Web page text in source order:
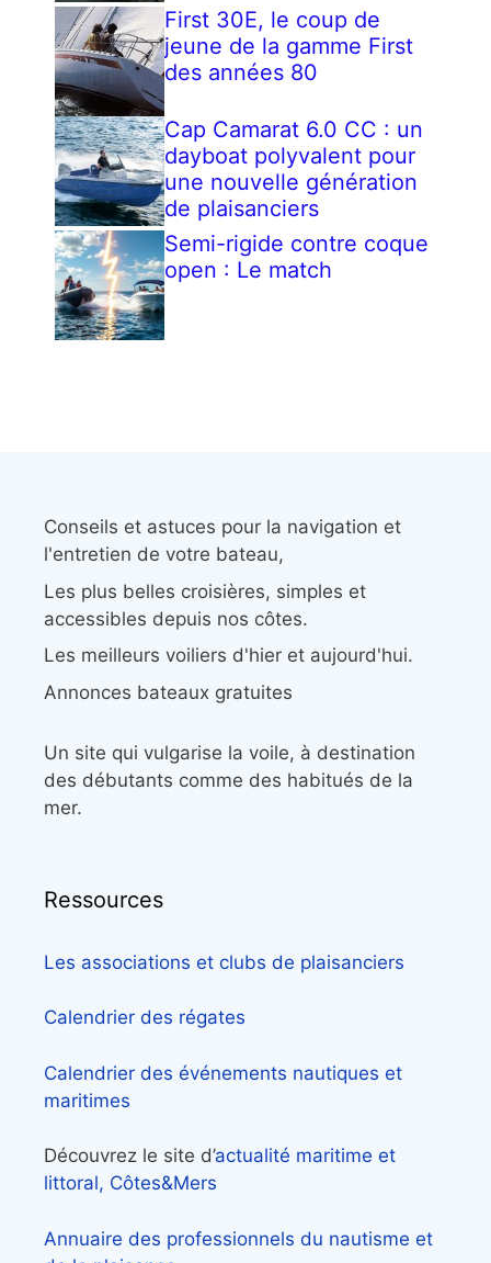
First 30E, le coup de
jeune de la gamme First
des années 80
Cap Camarat 6.0 CC : un
dayboat polyvalent pour
une nouvelle génération
de plaisanciers
Semi-rigide contre coque
open : Le match
Conseils et astuces pour la navigation et
l'entretien de votre bateau,
Les plus belles croisières, simples et
accessibles depuis nos côtes.
Les meilleurs voiliers d'hier et aujourd'hui.
Annonces bateaux gratuites
Un site qui vulgarise la voile, à destination
des débutants comme des habitués de la
mer.
Ressources
Les associations et clubs de plaisanciers
Calendrier des régates
Calendrier des événements nautiques et
maritimes
Découvrez le site d’actualité maritime et
littoral, Côtes&Mers
Annuaire des professionnels du nautisme et